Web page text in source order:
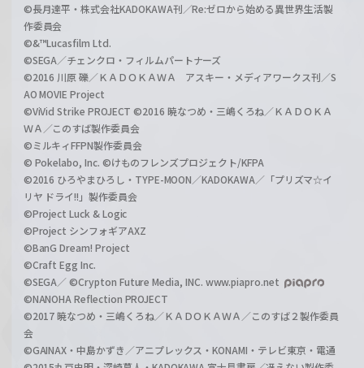
©長月達平・株式会社KADOKAWA刊／Re:ゼロから始める異世界生活製
作委員会
©&™Lucasfilm Ltd.
©SEGA／チェンクロ・フィルムパートナーズ
©2016 川原 礫／ＫＡＤＯＫＡＷＡ アスキー・メディアワークス刊／S
AO MOVIE Project
©ViVid Strike PROJECT ©2016 暁なつめ・三嶋くろね／ＫＡＤＯＫＡ
ＷＡ／このすば製作委員会
©ミルキィFFPN製作委員会
© Pokelabo, Inc. ©けものフレンズプロジェクト/KFPA
©2016 ひろやまひろし・TYPE-MOON／KADOKAWA／「プリズマ☆イ
リヤ ドライ!!」製作委員会
©Project Luck & Logic
©Project シンフォギアAXZ
©BanG Dream! Project
©Craft Egg Inc.
©SEGA／ ©Crypton Future Media, INC. www.piapro.net
©NANOHA Reflection PROJECT
©2017 暁なつめ・三嶋くろね／ＫＡＤＯＫＡＷＡ／このすば２製作委員
会
©GAINAX・中島かずき／アニプレックス・KONAMI・テレビ東京・電通